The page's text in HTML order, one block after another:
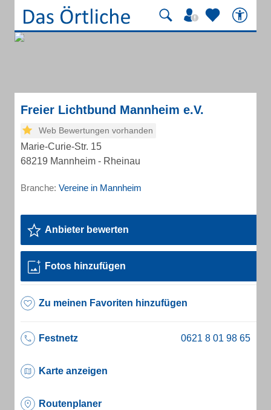
Freier Lichtbund Mannheim e.V.
Web Bewertungen vorhanden
Marie-Curie-Str. 15
68219 Mannheim - Rheinau
Branche: Vereine in Mannheim
Anbieter bewerten
Fotos hinzufügen
Zu meinen Favoriten hinzufügen
Festnetz
Karte anzeigen
Routenplaner